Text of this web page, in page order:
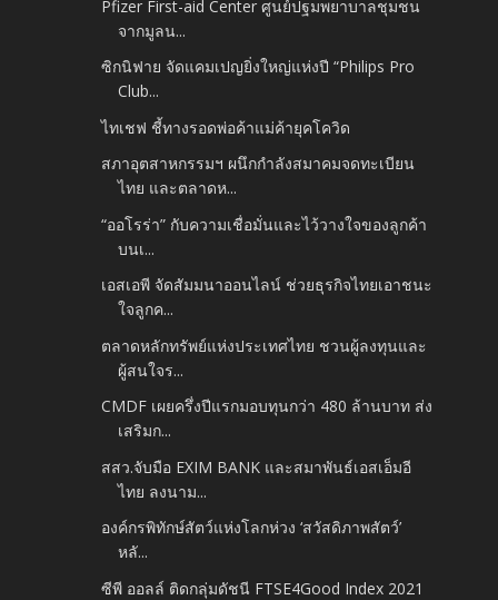
Pfizer First-aid Center ศูนย์ปฐมพยาบาลชุมชน
จากมูลน...
ซิกนิฟาย จัดแคมเปญยิ่งใหญ่แห่งปี “Philips Pro
Club...
ไทเชฟ ชี้ทางรอดพ่อค้าแม่ค้ายุคโควิด
สภาอุตสาหกรรมฯ ผนึกกำลังสมาคมจดทะเบียน
ไทย และตลาดห...
“ออโรร่า” กับความเชื่อมั่นและไว้วางใจของลูกค้า
บนเ...
เอสเอพี จัดสัมมนาออนไลน์ ช่วยธุรกิจไทยเอาชนะ
ใจลูกค...
ตลาดหลักทรัพย์แห่งประเทศไทย ชวนผู้ลงทุนและ
ผู้สนใจร...
CMDF เผยครึ่งปีแรกมอบทุนกว่า 480 ล้านบาท ส่ง
เสริมก...
สสว.จับมือ EXIM BANK และสมาพันธ์เอสเอ็มอี
ไทย ลงนาม...
องค์กรพิทักษ์สัตว์แห่งโลกห่วง ‘สวัสดิภาพสัตว์’
หลั...
ซีพี ออลล์ ติดกลุ่มดัชนี FTSE4Good Index 2021